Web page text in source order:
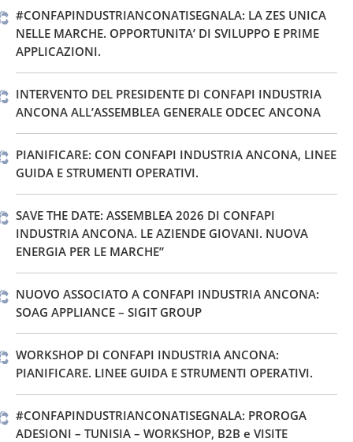
#CONFAPINDUSTRIANCONATISEGNALA: LA ZES UNICA
NELLE MARCHE. OPPORTUNITA’ DI SVILUPPO E PRIME
APPLICAZIONI.
INTERVENTO DEL PRESIDENTE DI CONFAPI INDUSTRIA
ANCONA ALL’ASSEMBLEA GENERALE ODCEC ANCONA
PIANIFICARE: CON CONFAPI INDUSTRIA ANCONA, LINEE
GUIDA E STRUMENTI OPERATIVI.
SAVE THE DATE: ASSEMBLEA 2026 DI CONFAPI
INDUSTRIA ANCONA. LE AZIENDE GIOVANI. NUOVA
ENERGIA PER LE MARCHE”
NUOVO ASSOCIATO A CONFAPI INDUSTRIA ANCONA:
SOAG APPLIANCE – SIGIT GROUP
WORKSHOP DI CONFAPI INDUSTRIA ANCONA:
PIANIFICARE. LINEE GUIDA E STRUMENTI OPERATIVI.
#CONFAPINDUSTRIANCONATISEGNALA: PROROGA
ADESIONI – TUNISIA – WORKSHOP, B2B e VISITE